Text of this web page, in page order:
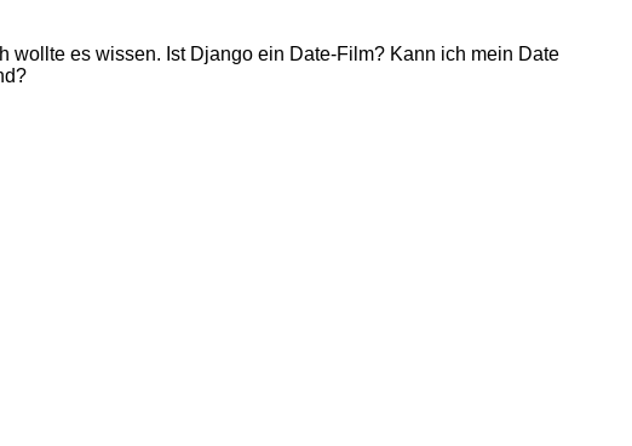
wollte es wissen. Ist Django ein Date-Film? Kann ich mein Date